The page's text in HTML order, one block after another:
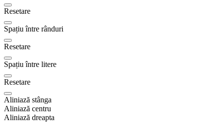
Resetare
Spațiu între rânduri
Resetare
Spațiu între litere
Resetare
Aliniază stânga
Aliniază centru
Aliniază dreapta